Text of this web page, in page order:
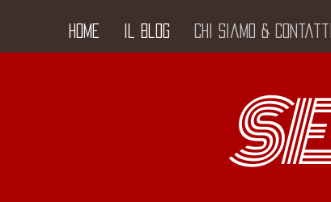
Home Il Blog Chi siamo & Contatti